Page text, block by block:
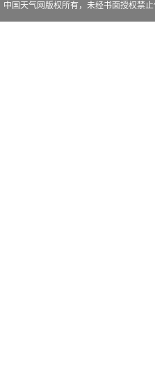
中国天气网版权所有，未经书面授权